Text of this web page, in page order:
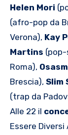
Helen Mori
(afro-pop da
Verona), Kay
Martins (pop-
Roma),
Brescia), Slim
(trap da
Alle 22 il
Essere